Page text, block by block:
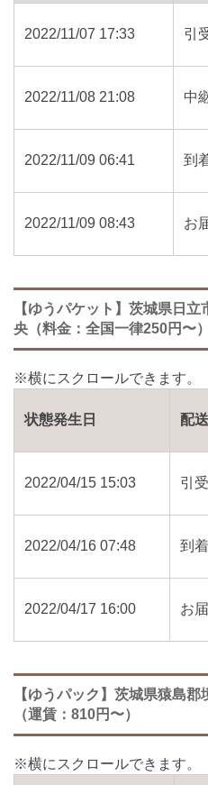
2022/11/07 17:33 引
2022/11/08 21:08 中
2022/11/09 06:41 到
2022/11/09 08:43 お
【ゆうパケット】茨城県日
央（料金：全国一律250円〜）
状態発生日 配
2022/04/15 15:03 引受
2022/04/16 07:48 到着
2022/04/17 16:00 お
【ゆうパック】茨城県猿島
（運賃：810円〜）